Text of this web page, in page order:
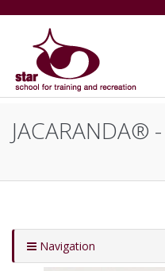
JACARANDA®
Navigation